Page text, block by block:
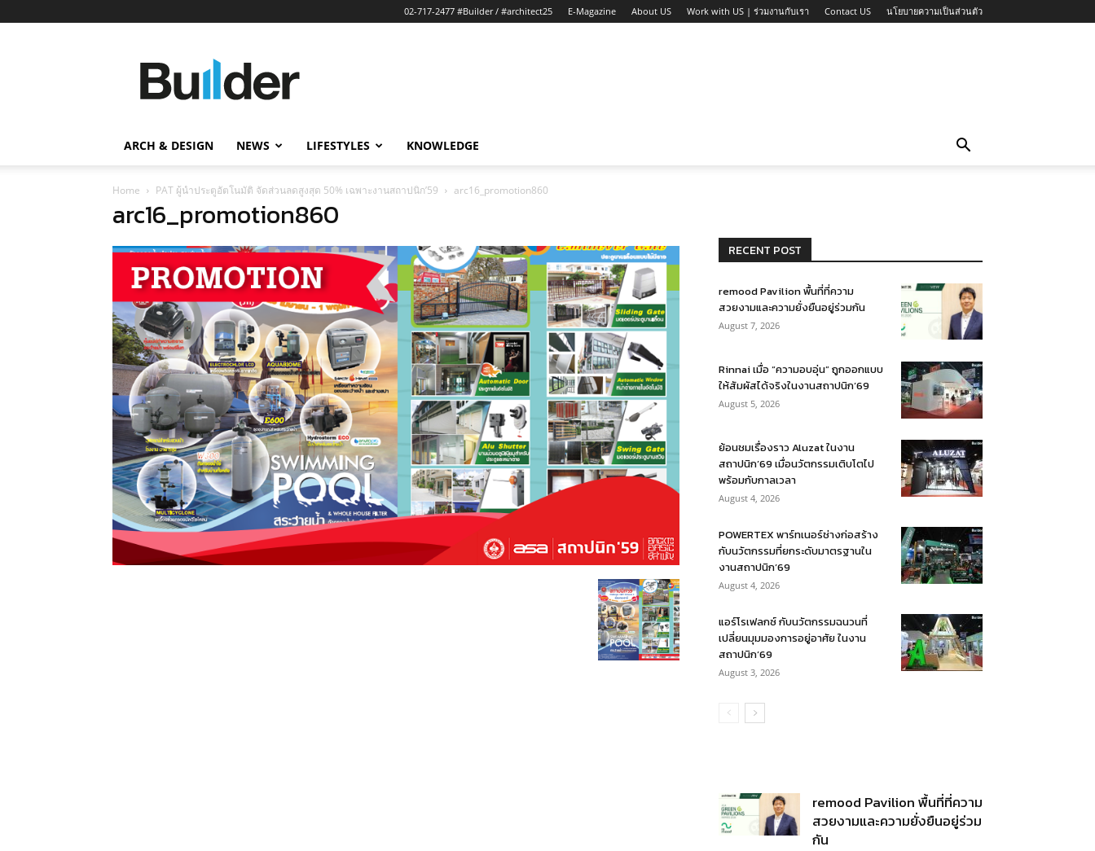
02-717-2477 #Builder / #architect25 E-Magazine About US Work with US | ร่วมงานกับเรา Contact US นโยบายความเป็นส่วนตัว
ข่าว
ก่อสร้าง
ARCH & DESIGN NEWS LIFESTYLES KNOWLEDGE
Home PAT ผู้นำประตูอัตโนมัติ จัดส่วนลดสูงสุด 50% เฉพาะงานสถาปนิก’59 arc16_promotion860
arc16_promotion860
RECENT POST
remood Pavilion พื้นที่ที่ความ
สวยงามและความยั่งยืนอยู่ร่วมกัน
August 7, 2026
Rinnai เมื่อ “ความอบอุ่น” ถูกออกแบบ
ให้สัมผัสได้จริงในงานสถาปนิก’69
August 5, 2026
ย้อนชมเรื่องราว Aluzat ในงาน
สถาปนิก’69 เมื่อนวัตกรรมเติบโตไป
พร้อมกับกาลเวลา
August 4, 2026
POWERTEX พาร์ทเนอร์ช่างก่อสร้าง
กับนวัตกรรมที่ยกระดับมาตรฐานใน
งานสถาปนิก’69
August 4, 2026
แอร์โรเฟลกซ์ กับนวัตกรรมฉนวนที่
เปลี่ยนมุมมองการอยู่อาศัย ในงาน
สถาปนิก’69
August 3, 2026
remood Pavilion พื้นที่ที่ความ
สวยงามและความยั่งยืนอยู่ร่วม
กัน